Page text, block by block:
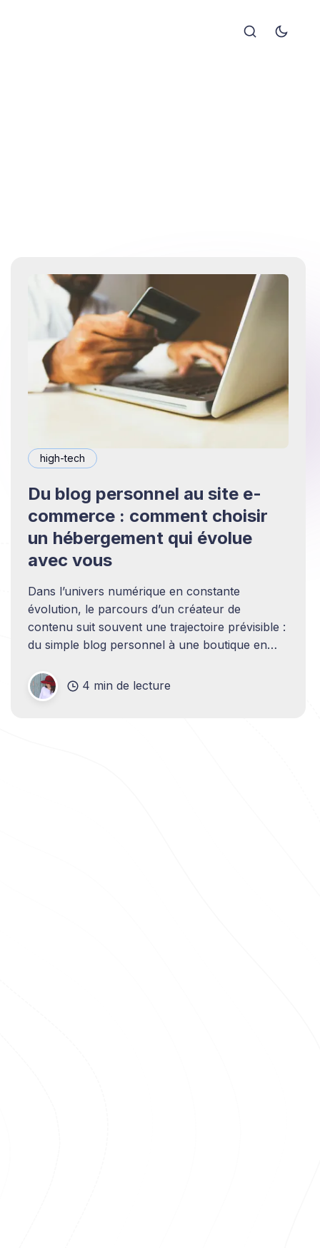
high-tech
Du blog personnel au site e-
commerce : comment choisir
un hébergement qui évolue
avec vous
Dans l’univers numérique en constante
évolution, le parcours d’un créateur de
contenu suit souvent une trajectoire prévisible :
du simple blog personnel à une boutique en
soit-elle, s’accompagne de défis techniques
considérables. Au cœur de ces enjeux se
4 min de lecture